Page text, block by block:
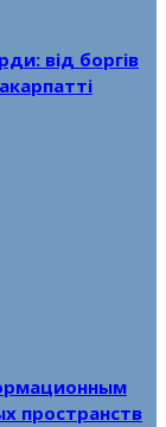
від боргів
пространств